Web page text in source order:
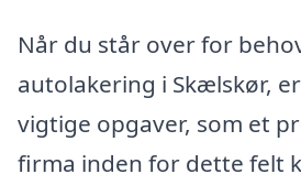
Når du står over for
autolakering i Skælskør,
vigtige opgaver, som et
firma inden for dette felt